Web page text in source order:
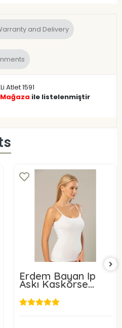
and Delivery
Atlet 1591
ile listelenmiştir
Erdem Bayan İp
Askı Kaskorse
Atlet 2153
11,00 USD